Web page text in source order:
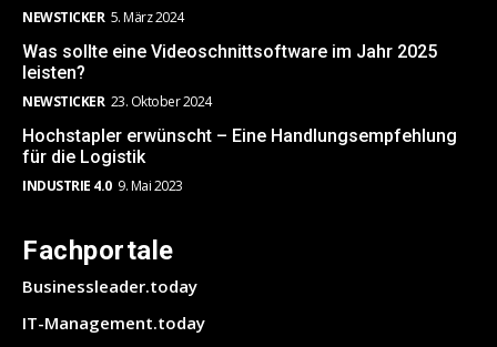
NEWSTICKER 5. März 2024
Was sollte eine Videoschnittsoftware im Jahr 2025
leisten?
NEWSTICKER 23. Oktober 2024
Hochstapler erwünscht – Eine Handlungsempfehlung
für die Logistik
INDUSTRIE 4.0 9. Mai 2023
Fachportale
Businessleader.today
IT-Management.today